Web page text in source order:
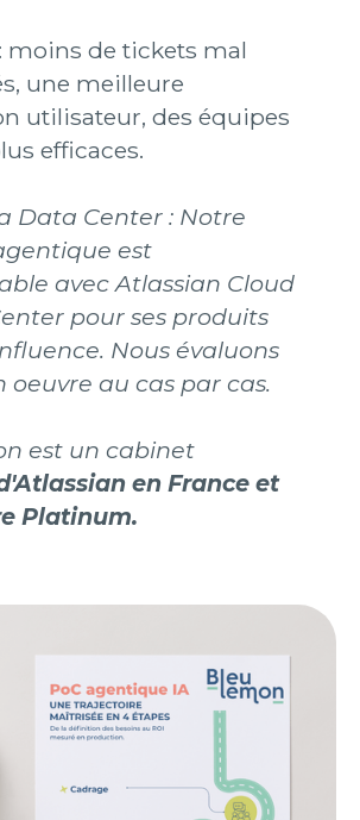
: moins de tickets mal
une meilleure
utilisateur, des équipes
efficaces.
Data Center : Notre
est
avec Atlassian Cloud
pour ses produits
Nous évaluons
oeuvre au cas par cas.
est un cabinet
en France et
Platinum.